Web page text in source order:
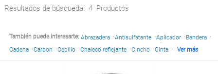
Resultados de búsqueda: 4 Productos
También puede interesarte: Abrazadera ·Antisulfatante ·Aplicador ·Bandera ·
Cadena ·Carbon ·Cepillo ·Chaleco reflejante ·Cincho ·Cinta · Ver más